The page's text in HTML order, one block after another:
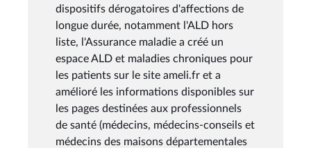
dispositifs dérogatoires d'affections de
longue durée, notamment l'ALD hors
liste, l'Assurance maladie a créé un
espace ALD et maladies chroniques pour
les patients sur le site ameli.fr et a
amélioré les informations disponibles sur
les pages destinées aux professionnels
de santé (médecins, médecins-conseils et
médecins des maisons départementales